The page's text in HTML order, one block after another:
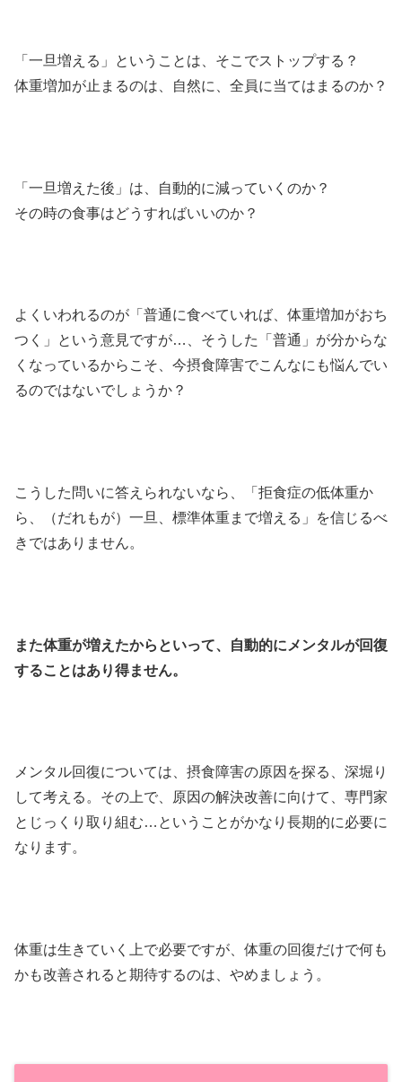
「一旦増える」ということは、そこでストップする？
体重増加が止まるのは、自然に、全員に当てはまるのか？
「一旦増えた後」は、自動的に減っていくのか？
その時の食事はどうすればいいのか？
よくいわれるのが「普通に食べていれば、体重増加がおち
つく」という意見ですが…、そうした「普通」が分からな
くなっているからこそ、今摂食障害でこんなにも悩んでい
るのではないでしょうか？
こうした問いに答えられないなら、「拒食症の低体重か
ら、（だれもが）一旦、標準体重まで増える」を信じるべ
きではありません。
また体重が増えたからといって、自動的にメンタルが回復
することはあり得ません。
メンタル回復については、摂食障害の原因を探る、深堀り
して考える。その上で、原因の解決改善に向けて、専門家
とじっくり取り組む…ということがかなり長期的に必要に
なります。
体重は生きていく上で必要ですが、体重の回復だけで何も
かも改善されると期待するのは、やめましょう。